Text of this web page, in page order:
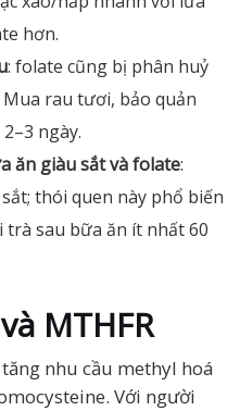
hơn.
: folate cũng bị phân huỷ
rau tươi, bảo quản
ngày.
ăn giàu sắt và folate:
thói quen này phổ biến
sau bữa ăn ít nhất 60
MTHFR
nhu cầu methyl hoá
Với người